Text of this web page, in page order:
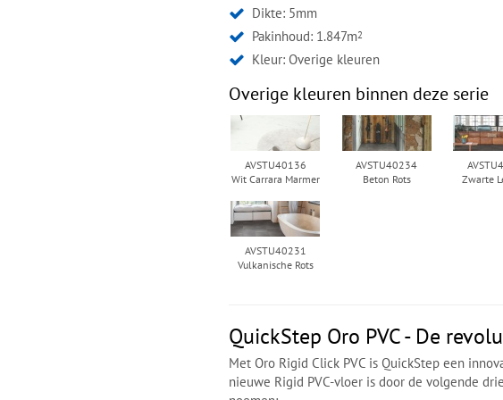
Dikte: 5mm
Pakinhoud: 1.847m2
Kleur:Overige kleuren
Overige kleuren binnen deze serie
AVSTU40136
Wit Carrara Marmer
AVSTU40234
Beton Rots
Zwarte
AVSTU40231
Vulkanische Rots
QuickStep Oro PVC - De
Met Oro Rigid Click PVC is QuickStep een
nieuwe Rigid PVC-vloer is door de volgende